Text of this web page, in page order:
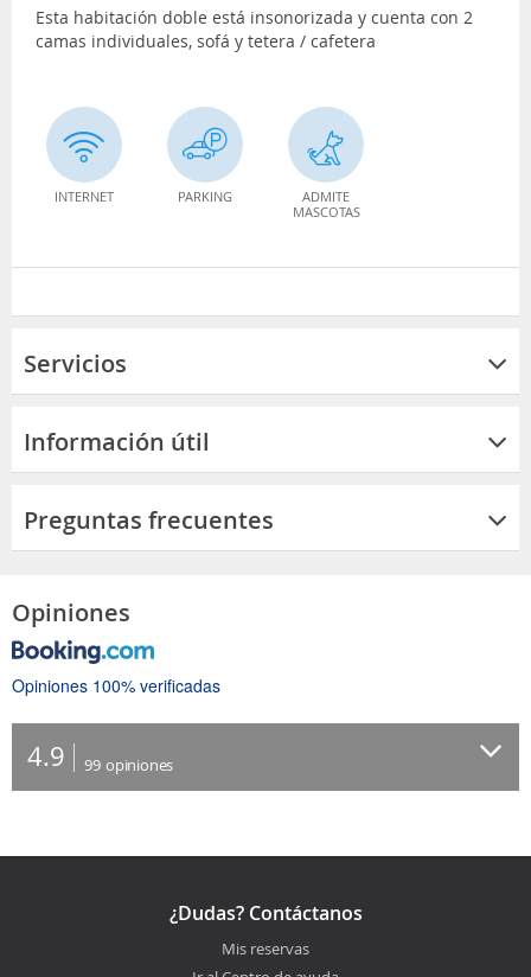
Esta habitación doble está insonorizada y cuenta con 2
camas individuales, sofá y tetera / cafetera
INTERNET PARKING
ADMITE
MASCOTAS
Servicios
Información útil
Preguntas frecuentes
Opiniones
Opiniones 100% verificadas
4.9 99 opiniones
¿Dudas? Contáctanos
Mis reservas